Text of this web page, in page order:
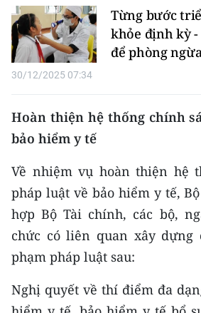
THỜI NAY
NHÂN DÂN CUỐI TUẦN
NHÂN DÂN HẰNG THÁNG
MUA BÁO
ĐỌC BÁO IN
ENGLISH
中文
FRANÇAIS
РУССКИЙ
Từng bước
khỏe định kỳ -
để phòng
30/12/2025 07:34
Hoàn thiện hệ thống chính
bảo hiểm y tế
Về nhiệm vụ hoàn thiện hệ
pháp luật về bảo hiểm y tế,
hợp Bộ Tài chính, các bộ,
chức có liên quan xây dựng
phạm pháp luật sau:
Nghị quyết về thí điểm đa